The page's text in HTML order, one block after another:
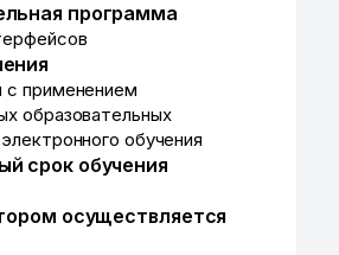
программа
с применением
образовательных
обучения
срок обучения
осуществляется